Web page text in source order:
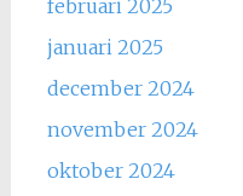
februari 2025
januari 2025
december 2024
november 2024
oktober 2024